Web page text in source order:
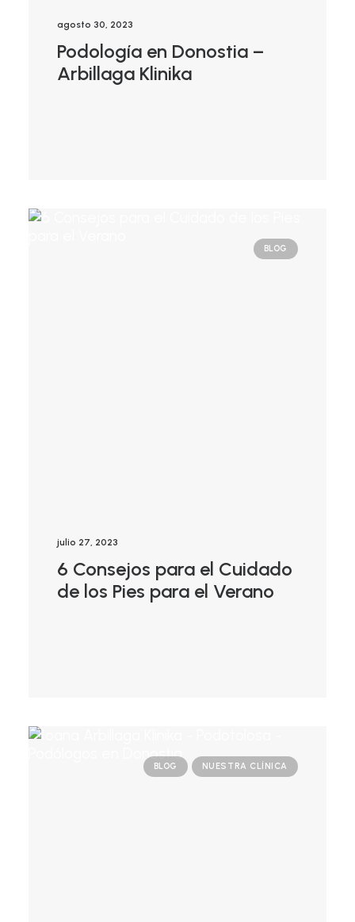
agosto 30, 2023
Podología en Donostia –
Arbillaga Klinika
BLOG
julio 27, 2023
6 Consejos para el Cuidado
de los Pies para el Verano
BLOG NUESTRA CLÍNICA